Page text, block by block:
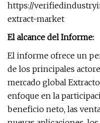
https://
extract-market
El alcance del Informe:
El informe ofrece un
de los principales
mercado global
enfoque en la
beneficio neto, las